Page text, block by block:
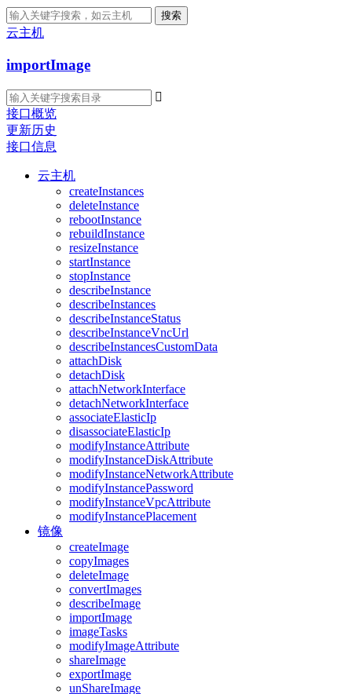
搜索
云主机
importImage

接口概览
更新历史
接口信息
云主机
createInstances
deleteInstance
rebootInstance
rebuildInstance
resizeInstance
startInstance
stopInstance
describeInstance
describeInstances
describeInstanceStatus
describeInstanceVncUrl
describeInstancesCustomData
attachDisk
detachDisk
attachNetworkInterface
detachNetworkInterface
associateElasticIp
disassociateElasticIp
modifyInstanceAttribute
modifyInstanceDiskAttribute
modifyInstanceNetworkAttribute
modifyInstancePassword
modifyInstanceVpcAttribute
modifyInstancePlacement
镜像
createImage
copyImages
deleteImage
convertImages
describeImage
importImage
imageTasks
modifyImageAttribute
shareImage
exportImage
unShareImage